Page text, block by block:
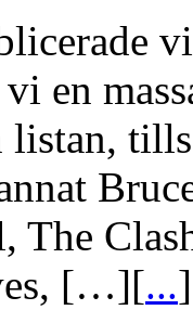
en
listan,
The
[…][...]